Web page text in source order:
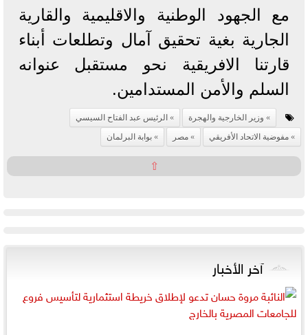
مع الجهود الوطنية والاقليمية والقارية
الجارية بغية تحقيق آمال وتطلعات أبناء
قارتنا الافريقية نحو مستقبل عنوانه
السلم والأمن المستدامين.
وزير الخارجية والهجرة
الرئيس عبد الفتاح السيسي
مفوضية الاتحاد الأفريقي
مصر بوابة البرلمان
⇧
آخر الأخبار